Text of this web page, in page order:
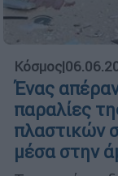
Κόσμος|
Ένας
παραλίες
πλαστικών
μέσα στην